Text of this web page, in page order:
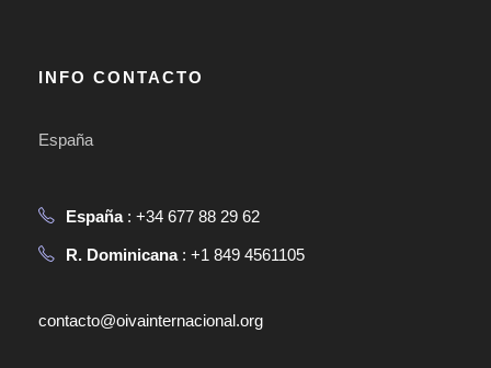
INFO CONTACTO
España
España: +34 677 88 29 62
R. Dominicana: +1 849 4561105
contacto@oivainternacional.org